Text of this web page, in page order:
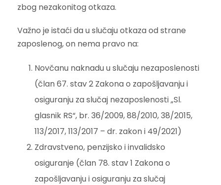
zbog nezakonitog otkaza.
Važno je istaći da u slučaju otkaza od strane
zaposlenog, on nema pravo na:
Novčanu naknadu u slučaju nezaposlenosti
(član 67. stav 2 Zakona o zapošljavanju i
osiguranju za slučaj nezaposlenosti „Sl.
glasnik RS“, br. 36/2009, 88/2010, 38/2015,
113/2017, 113/2017 – dr. zakon i 49/2021)
Zdravstveno, penzijsko i invalidsko
osiguranje (član 78. stav 1 Zakona o
zapošljavanju i osiguranju za slučaj